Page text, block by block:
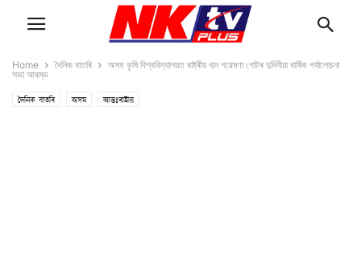
Home দৈনিক বাতৰি
অসম কৃষি বিশ্ববিদ্যালয়ত ৰাষ্ট্ৰীয় ধান গৱেষণা গোটৰ দুদিনীয়া বাৰ্ষিক পৰ্যালোচনা
সভা আৰম্ভ
দৈনিক বাতৰি অসম আন্তঃৰাষ্ট্ৰীয়